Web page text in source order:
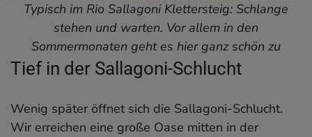
Typisch im Rio Sallagoni Klettersteig: Schlange
stehen und warten. Vor allem in den
Sommermonaten geht es hier ganz schön zu
Tief in der Sallagoni-Schlucht
Wenig später öffnet sich die Sallagoni-Schlucht.
Wir erreichen eine große Oase mitten in der